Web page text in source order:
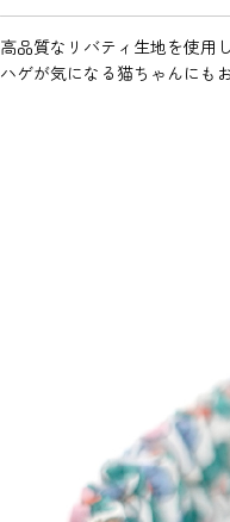
高品質なリバティ生地を使用
ハゲが気になる猫ちゃんにも